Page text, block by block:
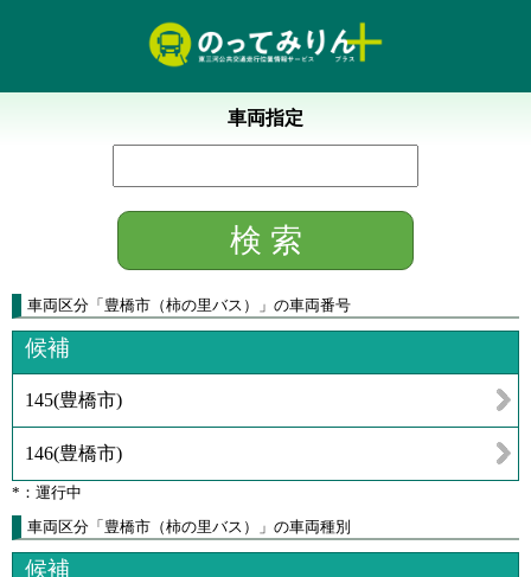
車両指定
車両区分 「 豊橋市（柿の里バス） 」 の車両番号
候補
145(豊橋市)
146(豊橋市)
*：運行中
車両区分「豊橋市（柿の里バス）」の車両種別
候補